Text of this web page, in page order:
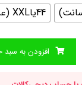
44یاXXL (عرض 53 سانت)
افزودن به سبد